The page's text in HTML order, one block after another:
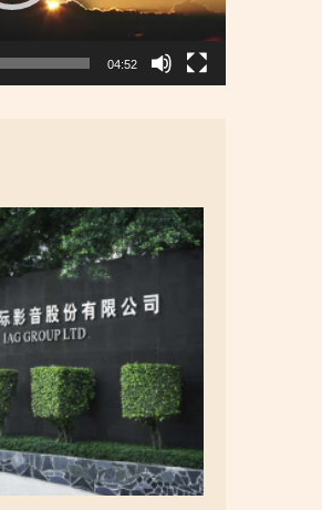
04:52